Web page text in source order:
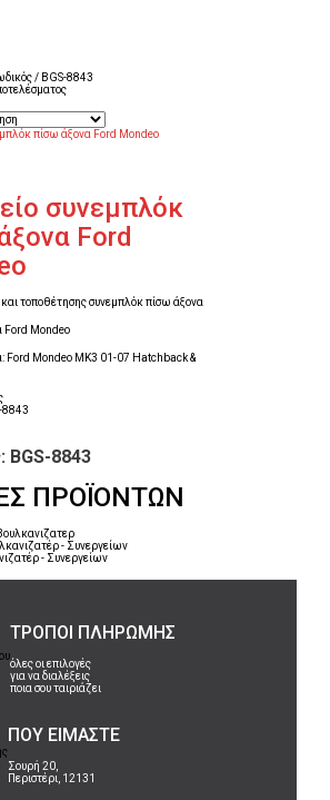
/ BGS-8843
συνεμπλόκ
Ford
τοποθέτησης συνεμπλόκ πίσω άξονα
Ford Mondeo
Ford Mondeo MK3 01-07 Hatchback &
8843
BGS-8843
ΠΡΟΪΟΝΤΩΝ
- Συνεργείων
- Συνεργείων
ΤΡΟΠΟΙ ΠΛΗΡΩΜΗΣ
όλες οι επιλογές
για να διαλέξεις
ποια σου ταιριάζει
ΠΟΥ ΕΙΜΑΣΤΕ
Σουρή 20,
Περιστέρι, 12131